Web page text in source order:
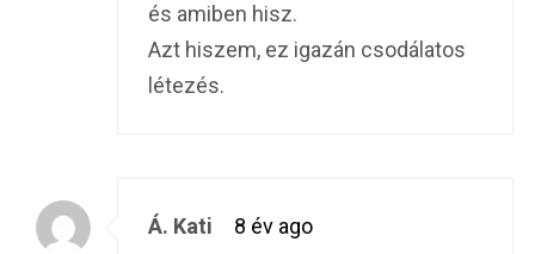
és amiben hisz.
Azt hiszem, ez igazán csodálatos
létezés.
Á. Kati 8 év ago